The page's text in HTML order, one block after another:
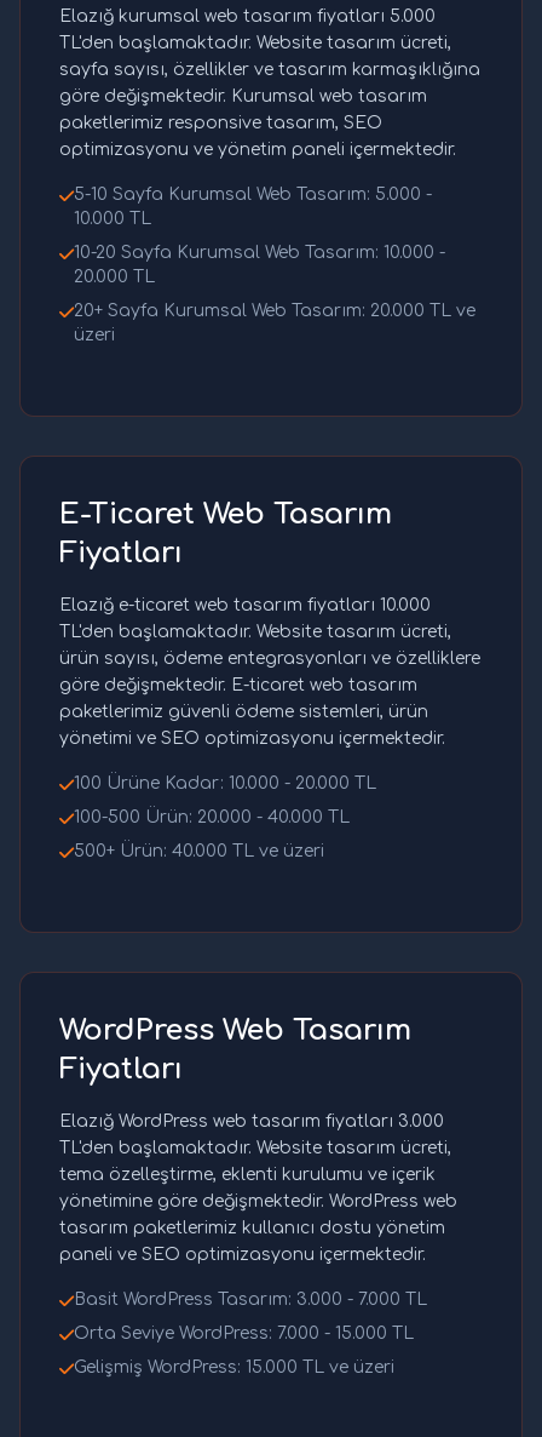
Elazığ kurumsal web tasarım fiyatları 5.000
TL'den başlamaktadır. Website tasarım ücreti,
sayfa sayısı, özellikler ve tasarım karmaşıklığına
göre değişmektedir. Kurumsal web tasarım
paketlerimiz responsive tasarım, SEO
optimizasyonu ve yönetim paneli içermektedir.
5-10 Sayfa Kurumsal Web Tasarım: 5.000 -
10.000 TL
10-20 Sayfa Kurumsal Web Tasarım: 10.000 -
20.000 TL
20+ Sayfa Kurumsal Web Tasarım: 20.000 TL ve
üzeri
E-Ticaret Web Tasarım
Fiyatları
Elazığ e-ticaret web tasarım fiyatları 10.000
TL'den başlamaktadır. Website tasarım ücreti,
ürün sayısı, ödeme entegrasyonları ve özelliklere
göre değişmektedir. E-ticaret web tasarım
paketlerimiz güvenli ödeme sistemleri, ürün
yönetimi ve SEO optimizasyonu içermektedir.
100 Ürüne Kadar: 10.000 - 20.000 TL
100-500 Ürün: 20.000 - 40.000 TL
500+ Ürün: 40.000 TL ve üzeri
WordPress Web Tasarım
Fiyatları
Elazığ WordPress web tasarım fiyatları 3.000
TL'den başlamaktadır. Website tasarım ücreti,
tema özelleştirme, eklenti kurulumu ve içerik
yönetimine göre değişmektedir. WordPress web
tasarım paketlerimiz kullanıcı dostu yönetim
paneli ve SEO optimizasyonu içermektedir.
Basit WordPress Tasarım: 3.000 - 7.000 TL
Orta Seviye WordPress: 7.000 - 15.000 TL
Gelişmiş WordPress: 15.000 TL ve üzeri